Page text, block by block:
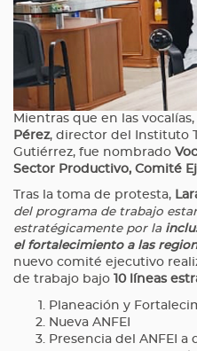
Mientras que en las vocalías,
Pérez, director del Instituto
Gutiérrez, fue nombrado
Sector Productivo, Comité
Tras la toma de protesta,
del programa de trabajo
estratégicamente por la
el fortalecimiento a las
nuevo comité ejecutivo
de trabajo bajo
10 líneas
Planeación y
Nueva ANFEI
Presencia del ANFEI a